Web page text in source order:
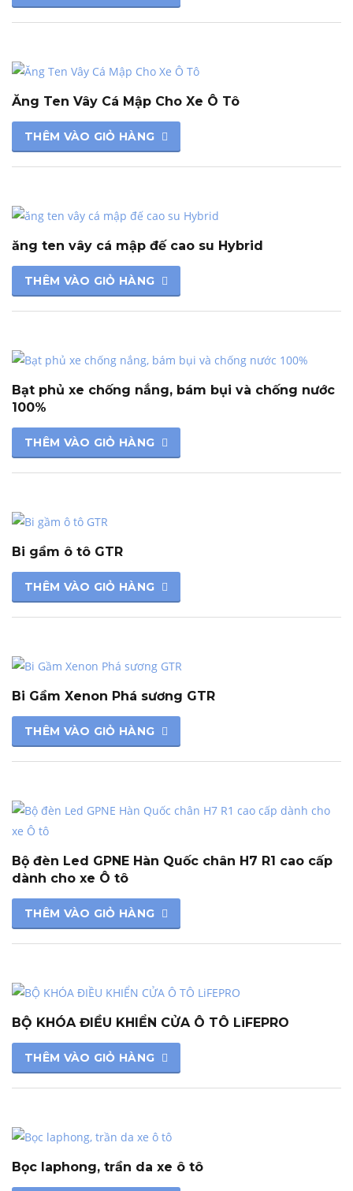
Ăng Ten Vây Cá Mập Cho Xe Ô Tô
THÊM VÀO GIỎ HÀNG
ăng ten vây cá mập đế cao su Hybrid
THÊM VÀO GIỎ HÀNG
Bạt phủ xe chống nắng, bám bụi và chống nước
100%
THÊM VÀO GIỎ HÀNG
Bi gầm ô tô GTR
THÊM VÀO GIỎ HÀNG
Bi Gầm Xenon Phá sương GTR
THÊM VÀO GIỎ HÀNG
Bộ đèn Led GPNE Hàn Quốc chân H7 R1 cao cấp
dành cho xe Ô tô
THÊM VÀO GIỎ HÀNG
BỘ KHÓA ĐIỀU KHIỂN CỬA Ô TÔ LiFEPRO
THÊM VÀO GIỎ HÀNG
Bọc laphong, trần da xe ô tô